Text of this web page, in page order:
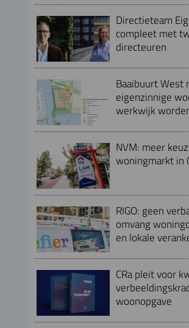
Directieteam
compleet met
directeuren
Baaibuurt West
eigenzinnige
werkwijk
NVM: meer
woningmarkt in
RIGO: geen
omvang
en lokale
CRa pleit voor
woonopgave